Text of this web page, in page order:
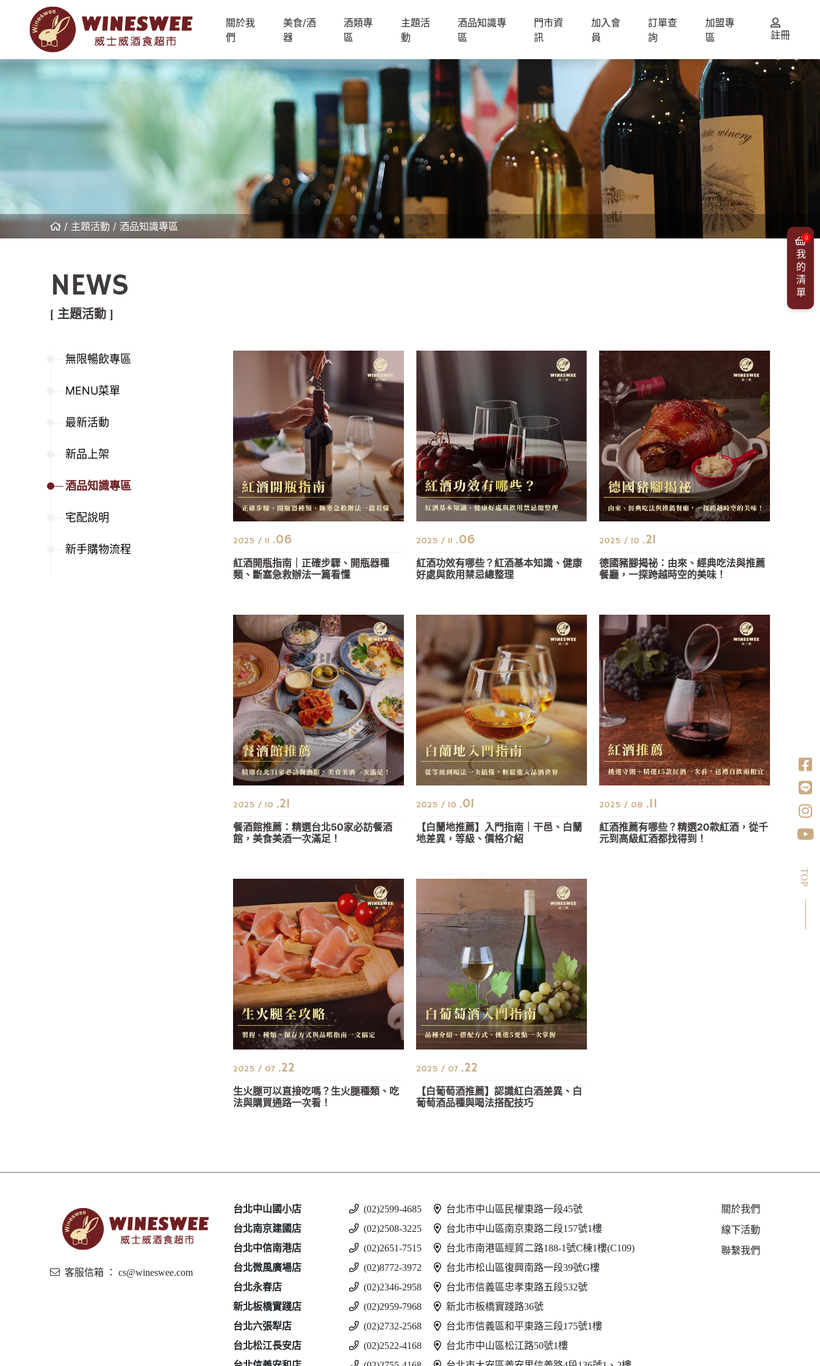
關於我
們
美食/酒
器
酒類專
區
主題活
動
酒品知識專
區
門市資
訊
加入會
員
訂單查
詢
加盟專
區
註冊
我的清單
0
主題活動 酒品知識專區
NEWS
[ 主題活動 ]
無限暢飲專區
MENU菜單
最新活動
新品上架
酒品知識專區
宅配說明
新手購物流程
2025 / 11 .06
紅酒開瓶指南｜正確步驟、開瓶器種
類、斷塞急救辦法一篇看懂
2025 / 11 .06
紅酒功效有哪些？紅酒基本知識、健康
好處與飲用禁忌總整理
2025 / 10 .21
德國豬腳揭祕：由來、經典吃法與推薦
餐廳，一探跨越時空的美味！
2025 / 10 .21
餐酒館推薦：精選台北50家必訪餐酒
館，美食美酒一次滿足！
2025 / 10 .01
【白蘭地推薦】入門指南｜干邑、白蘭
地差異，等級、價格介紹
2025 / 08 .11
紅酒推薦有哪些？精選20款紅酒，從千
元到高級紅酒都找得到！
2025 / 07 .22
生火腿可以直接吃嗎？生火腿種類、吃
法與購買通路一次看！
2025 / 07 .22
【白葡萄酒推薦】認識紅白酒差異、白
葡萄酒品種與喝法搭配技巧
TOP
客服信箱 ： cs@wineswee.com
台北中山國小店 (02)2599-4685
台北市中山區民權東路一段45號
台北南京建國店
(02)2508-3225
台北市中山區南京東路二段157號1樓
台北中信南港店
(02)2651-7515
台北市南港區經貿二路188-1號C棟1樓(C109)
台北微風廣場店
(02)8772-3972
台北市松山區復興南路一段39號G樓
台北永春店
(02)2346-2958
台北市信義區忠孝東路五段532號
新北板橋實踐店
(02)2959-7968
新北市板橋實踐路36號
台北六張犁店
(02)2732-2568
台北市信義區和平東路三段175號1樓
台北松江長安店
(02)2522-4168
台北市中山區松江路50號1樓
關於我們
線下活動
聯繫我們